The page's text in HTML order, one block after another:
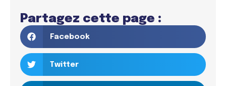
Partagez cette page :
Facebook
Twitter